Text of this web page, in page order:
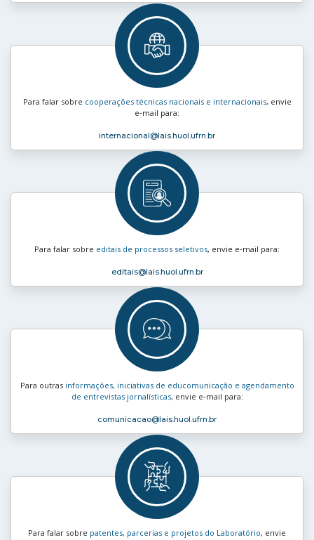
Para falar sobre cooperações técnicas nacionais e internacionais, envie
e‑mail para:
internacional@lais.huol.ufrn.br
Para falar sobre editais de processos seletivos, envie e‑mail para:
editais@lais.huol.ufrn.br
Para outras informações, iniciativas de educomunicação e agendamento
de entrevistas jornalísticas, envie e‑mail para:
comunicacao@lais.huol.ufrn.br
Para falar sobre patentes, parcerias e projetos do Laboratório, envie